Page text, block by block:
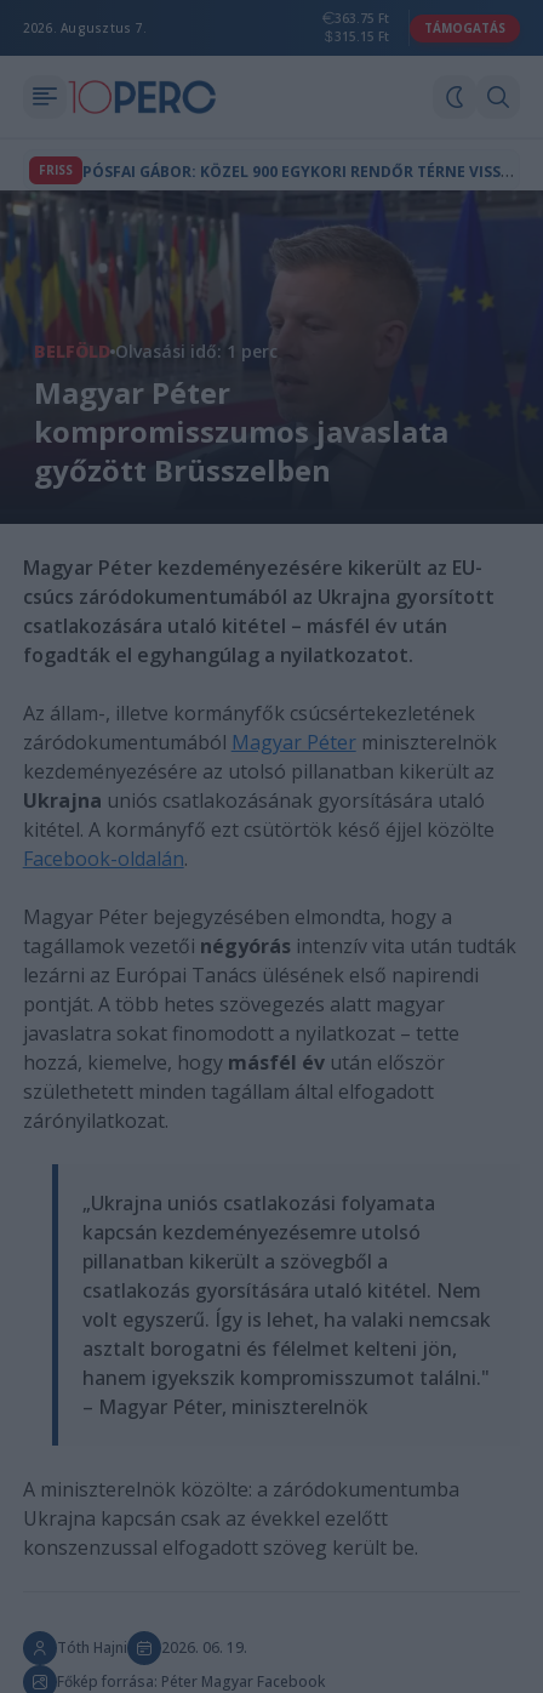
2026. Augusztus 7.
363.75 Ft
315.15 Ft
TÁMOGATÁS
FRISS P
ÓSFAI GÁBOR: KÖZEL 900 EGYKORI RENDŐR TÉRNE VISSZA A TESTÜLETHEZ
BELFÖLD Olvasási idő: 1 perc
Magyar Péter
kompromisszumos javaslata
győzött Brüsszelben
Magyar Péter kezdeményezésére kikerült az EU-
csúcs záródokumentumából az Ukrajna gyorsított
csatlakozására utaló kitétel – másfél év után
fogadták el egyhangúlag a nyilatkozatot.
Az állam-, illetve kormányfők csúcsértekezletének
záródokumentumából Magyar Péterminiszterelnök
kezdeményezésére az utolsó pillanatban kikerült az
Ukrajna uniós csatlakozásának gyorsítására utaló
kitétel. A kormányfő ezt csütörtök késő éjjel közölte
Facebook-oldalán.
Magyar Péter bejegyzésében elmondta, hogy a
tagállamok vezetői négyórásintenzív vita után tudták
lezárni az Európai Tanács ülésének első napirendi
pontját. A több hetes szövegezés alatt magyar
javaslatra sokat finomodott a nyilatkozat – tette
hozzá, kiemelve, hogy másfél évután először
születhetett minden tagállam által elfogadott
zárónyilatkozat.
„Ukrajna uniós csatlakozási folyamata
kapcsán kezdeményezésemre utolsó
pillanatban kikerült a szövegből a
csatlakozás gyorsítására utaló kitétel. Nem
volt egyszerű. Így is lehet, ha valaki nemcsak
asztalt borogatni és félelmet kelteni jön,
hanem igyekszik kompromisszumot találni."
– Magyar Péter, miniszterelnök
A miniszterelnök közölte: a záródokumentumba
Ukrajna kapcsán csak az évekkel ezelőtt
konszenzussal elfogadott szöveg került be.
Tóth Hajni
2026. 06. 19.
Főkép forrása: Péter Magyar Facebook